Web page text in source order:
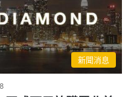
新聞消息